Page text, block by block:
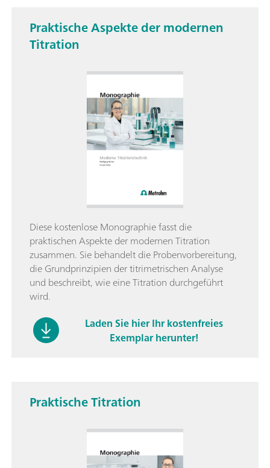
Praktische Aspekte der modernen
Titration
Diese kostenlose Monographie fasst die
praktischen Aspekte der modernen Titration
zusammen. Sie behandelt die Probenvorbereitung,
die Grundprinzipien der titrimetrischen Analyse
und beschreibt, wie eine Titration durchgeführt
wird.
Laden Sie hier Ihr kostenfreies
Exemplar herunter!
Praktische Titration